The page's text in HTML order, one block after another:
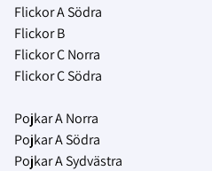
Flickor A Södra
Flickor B
Flickor C Norra
Flickor C Södra
Pojkar A Norra
Pojkar A Södra
Pojkar A Sydvästra